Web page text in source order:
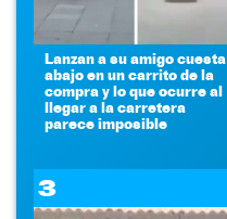
Lanzan a su amigo cuesta
abajo en un carrito de la
compra y lo que ocurre al
llegar a la carretera
parece imposible
3